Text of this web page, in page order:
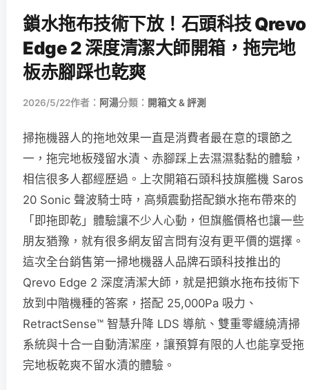
鎖水拖布技術下放！石頭科技 Qrevo
Edge 2 深度清潔大師開箱，拖完地
板赤腳踩也乾爽
2026/5/22作者： 阿湯分類： 開箱文 & 評測
掃拖機器人的拖地效果一直是消費者最在意的環節之
一，拖完地板殘留水漬、赤腳踩上去濕濕黏黏的體驗，
相信很多人都經歷過。上次開箱石頭科技旗艦機 Saros
20 Sonic 聲波騎士時，高頻震動搭配鎖水拖布帶來的
「即拖即乾」體驗讓不少人心動，但旗艦價格也讓一些
朋友猶豫，就有很多網友留言問有沒有更平價的選擇。
這次全台銷售第一掃地機器人品牌石頭科技推出的
Qrevo Edge 2 深度清潔大師，就是把鎖水拖布技術下
放到中階機種的答案，搭配 25,000Pa 吸力、
RetractSense™ 智慧升降 LDS 導航、雙重零纏繞清掃
系統與十合一自動清潔座，讓預算有限的人也能享受拖
完地板乾爽不留水漬的體驗。